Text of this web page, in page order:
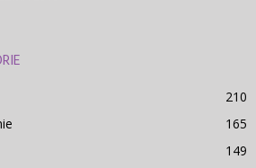
210
165
149